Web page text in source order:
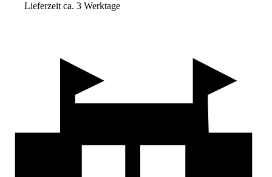
Lieferzeit ca. 3 Werktage